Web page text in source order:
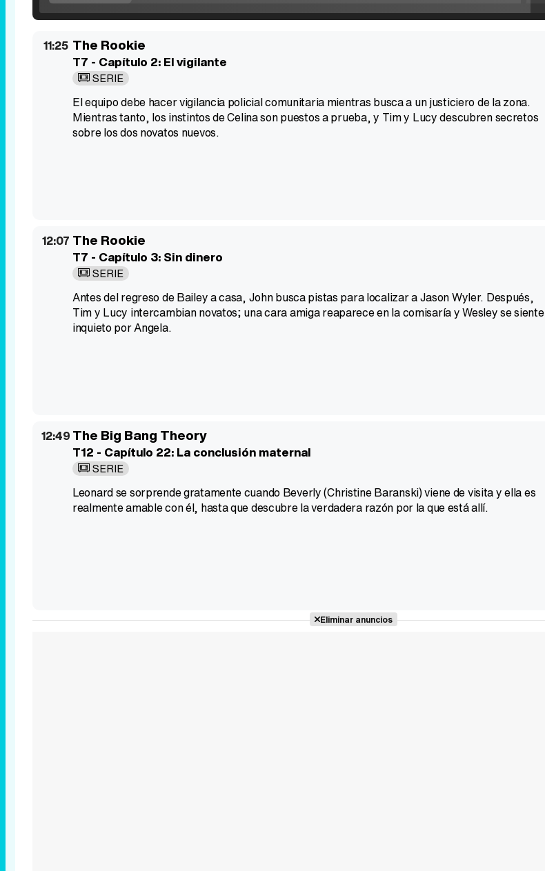
11:25 The Rookie
T7 - Capítulo 2: El vigilante
SERIE
El equipo debe hacer vigilancia policial comunitaria mientras busca a un justiciero de la zona.
Mientras tanto, los instintos de Celina son puestos a prueba, y Tim y Lucy descubren secretos
sobre los dos novatos nuevos.
12:07 The Rookie
T7 - Capítulo 3: Sin dinero
SERIE
Antes del regreso de Bailey a casa, John busca pistas para localizar a Jason Wyler. Después,
Tim y Lucy intercambian novatos; una cara amiga reaparece en la comisaría y Wesley se siente
inquieto por Angela.
12:49 The Big Bang Theory
T12 - Capítulo 22: La conclusión maternal
SERIE
Leonard se sorprende gratamente cuando Beverly (Christine Baranski) viene de visita y ella es
realmente amable con él, hasta que descubre la verdadera razón por la que está allí.
Eliminar anuncios